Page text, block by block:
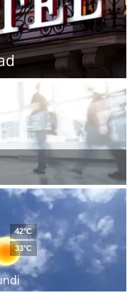
42°C
33°C